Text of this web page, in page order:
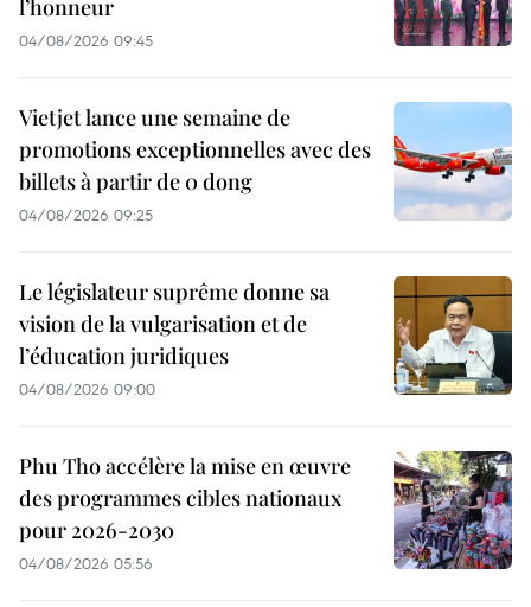
l’honneur
04/08/2026 09:45
Vietjet lance une semaine de
promotions exceptionnelles avec des
billets à partir de 0 dong
04/08/2026 09:25
Le législateur suprême donne sa
vision de la vulgarisation et de
l’éducation juridiques
04/08/2026 09:00
Phu Tho accélère la mise en œuvre
des programmes cibles nationaux
pour 2026-2030
04/08/2026 05:56